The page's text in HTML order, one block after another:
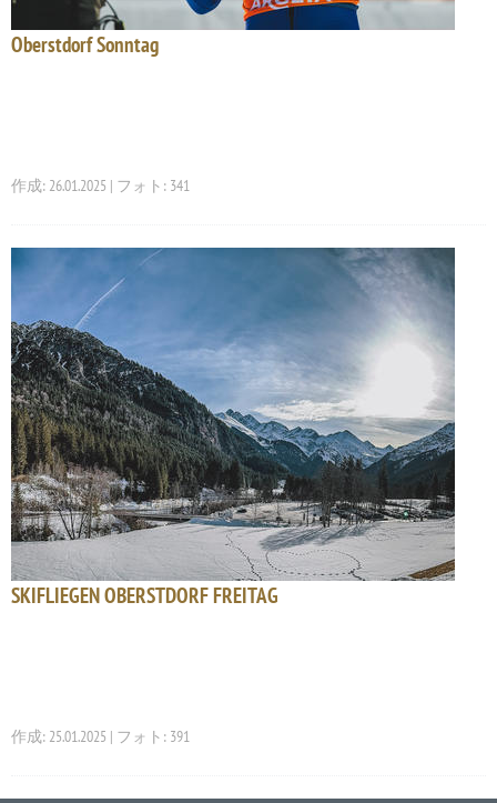
Oberstdorf Sonntag
作成: 26.01.2025 | フォト: 341
SKIFLIEGEN OBERSTDORF FREITAG
作成: 25.01.2025 | フォト: 391